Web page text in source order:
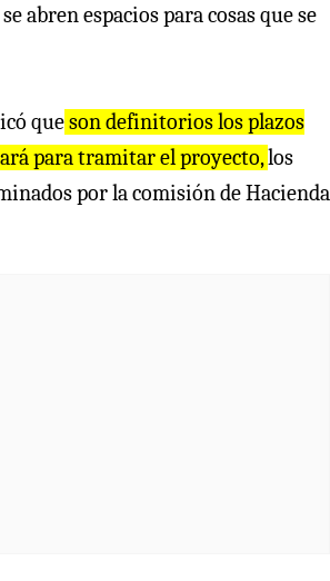
abren espacios para cosas que se
queson definitorios los plazos
para tramitar el proyecto,los
por la comisión de Hacienda